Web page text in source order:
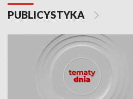
PUBLICYSTYKA